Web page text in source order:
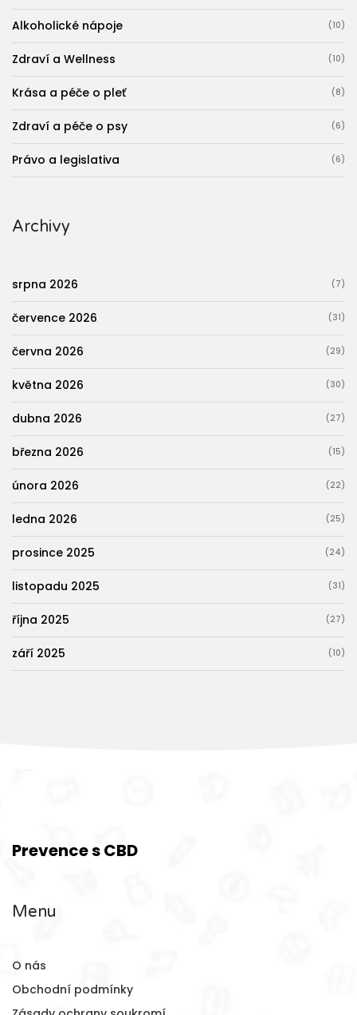
Alkoholické nápoje (10)
Zdraví a Wellness (10)
Krása a péče o pleť (8)
Zdraví a péče o psy (6)
Právo a legislativa (6)
Archivy
srpna 2026 (7)
července 2026 (31)
června 2026 (29)
května 2026 (30)
dubna 2026 (27)
března 2026 (15)
února 2026 (22)
ledna 2026 (25)
prosince 2025 (24)
listopadu 2025 (31)
října 2025 (27)
září 2025 (10)
Prevence s CBD
Menu
O nás
Obchodní podmínky